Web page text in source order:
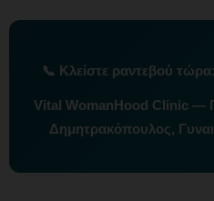
📞 Κλείστε ραντεβού τώρα:
Vital WomanHood Clinic —
Δημητρακόπουλος,